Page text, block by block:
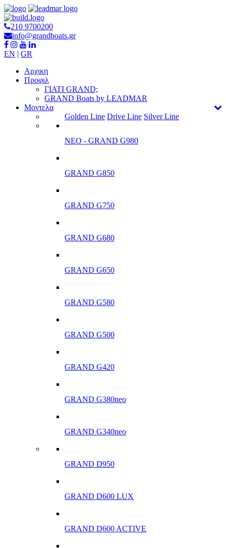
210 9700200
info@grandboats.gr
EN | GR
Αρχικη
Προφιλ
ΓΙΑΤΙ GRAND;
GRAND Boats by LEADMAR
Μοντελα
Golden Line Drive Line Silver Line
ΝΕΟ - GRAND G980
GRAND G850
GRAND G750
GRAND G680
GRAND G650
GRAND G580
GRAND G500
GRAND G420
GRAND G380neo
GRAND G340neo
GRAND D950
GRAND D600 LUX
GRAND D600 ACTIVE